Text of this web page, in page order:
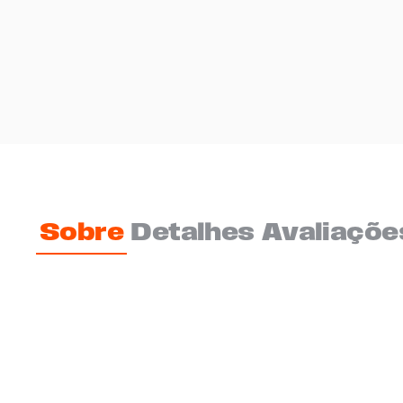
Sobre Detalhes